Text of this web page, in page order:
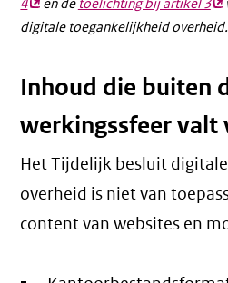
4(externe
link)
en de toelichting bij artikel 3
link)
digitale toegankelijkheid overheid.
Inhoud die buiten
werkingssfeer valt
Het Tijdelijk besluit
overheid is niet van
content van websites en